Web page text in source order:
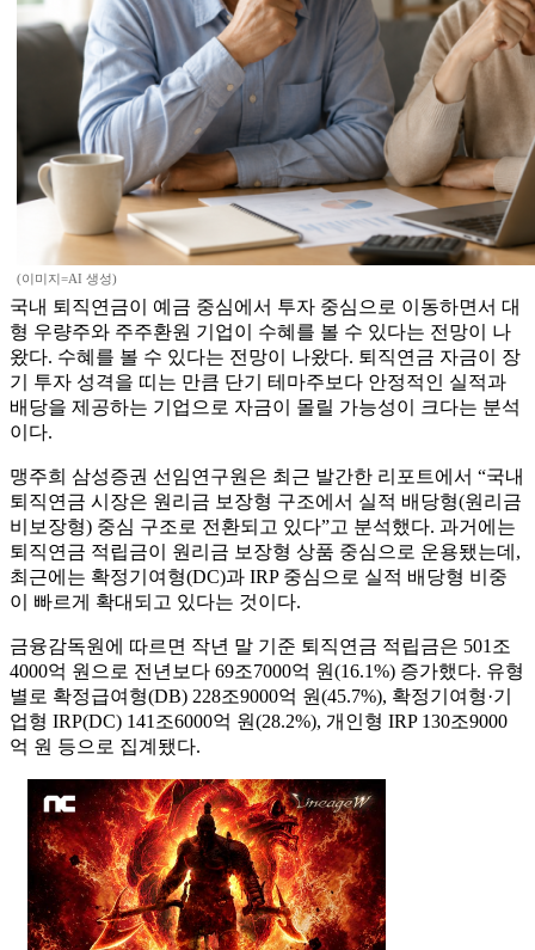
(이미지=AI 생성)
국내 퇴직연금이 예금 중심에서 투자 중심으로 이동하면서 대
형 우량주와 주주환원 기업이 수혜를 볼 수 있다는 전망이 나
왔다. 수혜를 볼 수 있다는 전망이 나왔다. 퇴직연금 자금이 장
기 투자 성격을 띠는 만큼 단기 테마주보다 안정적인 실적과
배당을 제공하는 기업으로 자금이 몰릴 가능성이 크다는 분석
이다.
맹주희 삼성증권 선임연구원은 최근 발간한 리포트에서 “국내
퇴직연금 시장은 원리금 보장형 구조에서 실적 배당형(원리금
비보장형) 중심 구조로 전환되고 있다”고 분석했다. 과거에는
퇴직연금 적립금이 원리금 보장형 상품 중심으로 운용됐는데,
최근에는 확정기여형(DC)과 IRP 중심으로 실적 배당형 비중
이 빠르게 확대되고 있다는 것이다.
금융감독원에 따르면 작년 말 기준 퇴직연금 적립금은 501조
4000억 원으로 전년보다 69조7000억 원(16.1%) 증가했다. 유형
별로 확정급여형(DB) 228조9000억 원(45.7%), 확정기여형·기
업형 IRP(DC) 141조6000억 원(28.2%), 개인형 IRP 130조9000
억 원 등으로 집계됐다.